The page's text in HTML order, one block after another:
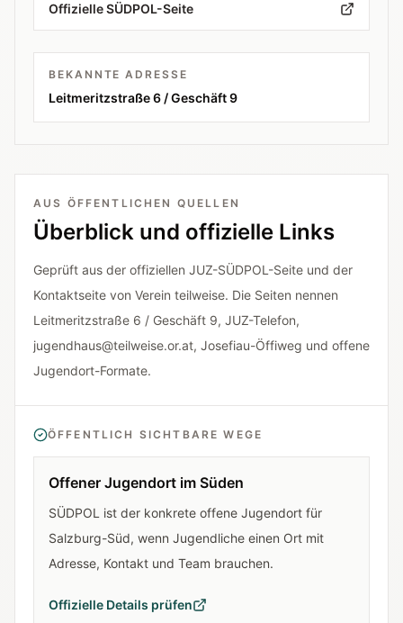
Offizielle SÜDPOL-Seite
BEKANNTE ADRESSE
Leitmeritzstraße 6 / Geschäft 9
AUS ÖFFENTLICHEN QUELLEN
Überblick und offizielle Links
Geprüft aus der offiziellen JUZ-SÜDPOL-Seite und der
Kontaktseite von Verein teilweise. Die Seiten nennen
Leitmeritzstraße 6 / Geschäft 9, JUZ-Telefon,
jugendhaus@teilweise.or.at, Josefiau-Öffiweg und offene
Jugendort-Formate.
ÖFFENTLICH SICHTBARE WEGE
Offener Jugendort im Süden
SÜDPOL ist der konkrete offene Jugendort für
Salzburg-Süd, wenn Jugendliche einen Ort mit
Adresse, Kontakt und Team brauchen.
Offizielle Details prüfen